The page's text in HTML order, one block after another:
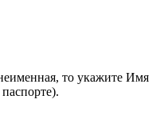
то укажите Имя